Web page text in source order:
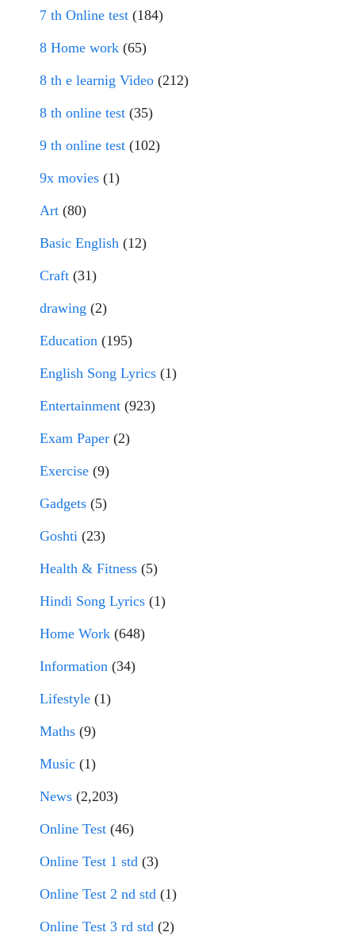
7 th Online test (184)
8 Home work (65)
8 th e learnig Video (212)
8 th online test (35)
9 th online test (102)
9x movies (1)
Art (80)
Basic English (12)
Craft (31)
drawing (2)
Education (195)
English Song Lyrics (1)
Entertainment (923)
Exam Paper (2)
Exercise (9)
Gadgets (5)
Goshti (23)
Health & Fitness (5)
Hindi Song Lyrics (1)
Home Work (648)
Information (34)
Lifestyle (1)
Maths (9)
Music (1)
News (2,203)
Online Test (46)
Online Test 1 std (3)
Online Test 2 nd std (1)
Online Test 3 rd std (2)